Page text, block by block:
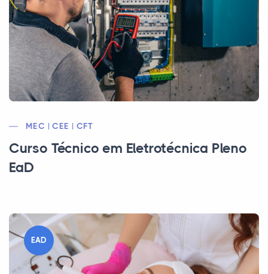
MEC | CEE | CFT
Curso Técnico em Eletrotécnica Pleno
EaD
EAD